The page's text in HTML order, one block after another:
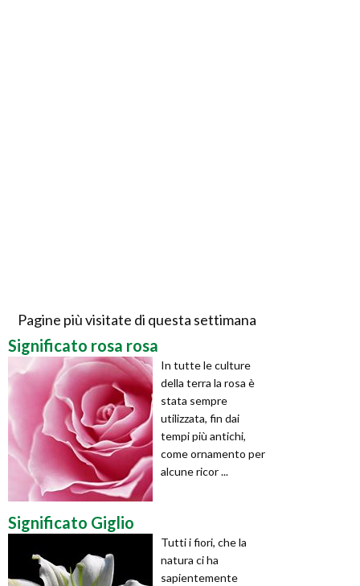
Pagine più visitate di questa settimana
Significato rosa rosa
In tutte le culture
della terra la rosa è
stata sempre
utilizzata, fin dai
tempi più antichi,
come ornamento per
alcune ricor ...
Significato Giglio
Tutti i fiori, che la
natura ci ha
sapientemente